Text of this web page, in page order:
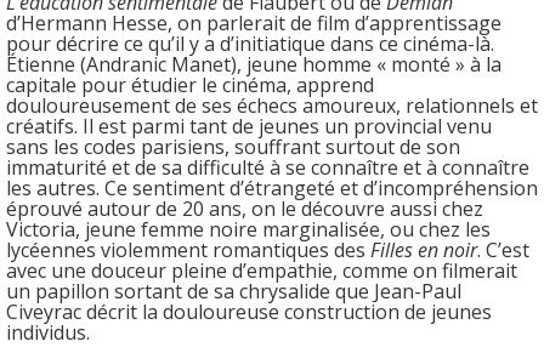
d’Hermann Hesse, on parlerait de film d’apprentissage
pour décrire ce qu’il y a d’initiatique dans ce cinéma-là.
Étienne (Andranic Manet), jeune homme « monté » à la
capitale pour étudier le cinéma, apprend
douloureusement de ses échecs amoureux, relationnels et
créatifs. Il est parmi tant de jeunes un provincial venu
sans les codes parisiens, souffrant surtout de son
immaturité et de sa difficulté à se connaître et à connaître
les autres. Ce sentiment d’étrangeté et d’incompréhension
éprouvé autour de 20 ans, on le découvre aussi chez
Victoria, jeune femme noire marginalisée, ou chez les
lycéennes violemment romantiques des Filles en noir. C’est
avec une douceur pleine d’empathie, comme on filmerait
un papillon sortant de sa chrysalide que Jean-Paul
Civeyrac décrit la douloureuse construction de jeunes
individus.